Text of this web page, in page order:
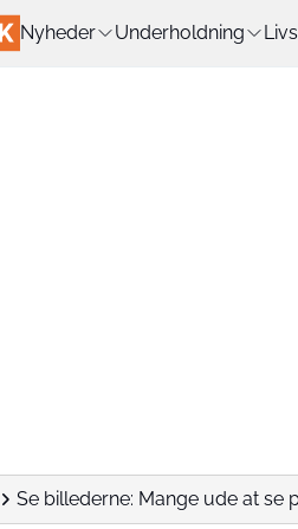
Nyheder Underholdning
Se billederne: Mange ude at se